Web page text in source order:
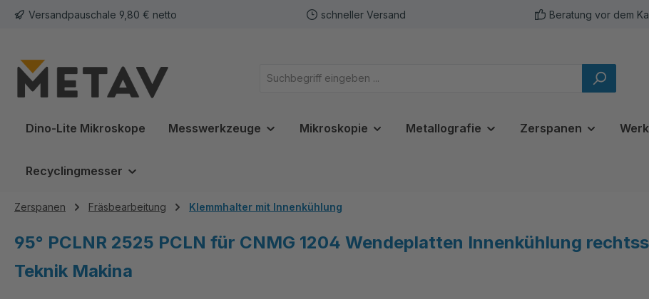
Zur Hauptnavigation springen
Versandpauschale 9,80 € netto schneller Versand Beratung vor dem
Dino-Lite Mikroskope Messwerkzeuge Mikroskopie Metallografie Zerspanen
Recyclingmesser
Zerspanen Fräsbearbeitung Klemmhalter mit Innenkühlung
95° PCLNR 2525 PCLN für CNMG 1204 Wendeplatten Innenkühlung
Teknik Makina